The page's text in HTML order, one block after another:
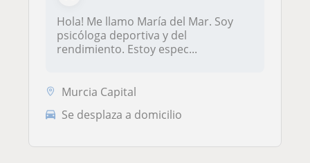
Hola! Me llamo María del Mar. Soy
psicóloga deportiva y del
rendimiento. Estoy espec...
Murcia Capital
Se desplaza a domicilio